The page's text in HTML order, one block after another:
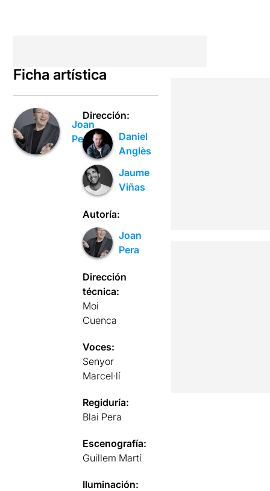
Ficha artística
Joan
Pera
Dirección:
Daniel
Anglès
Jaume
Viñas
Autoría:
Joan
Pera
Dirección
técnica:
Moi
Cuenca
Voces:
Senyor
Marcel·lí
Regiduría:
Blai Pera
Escenografía:
Guillem Martí
Iluminación: